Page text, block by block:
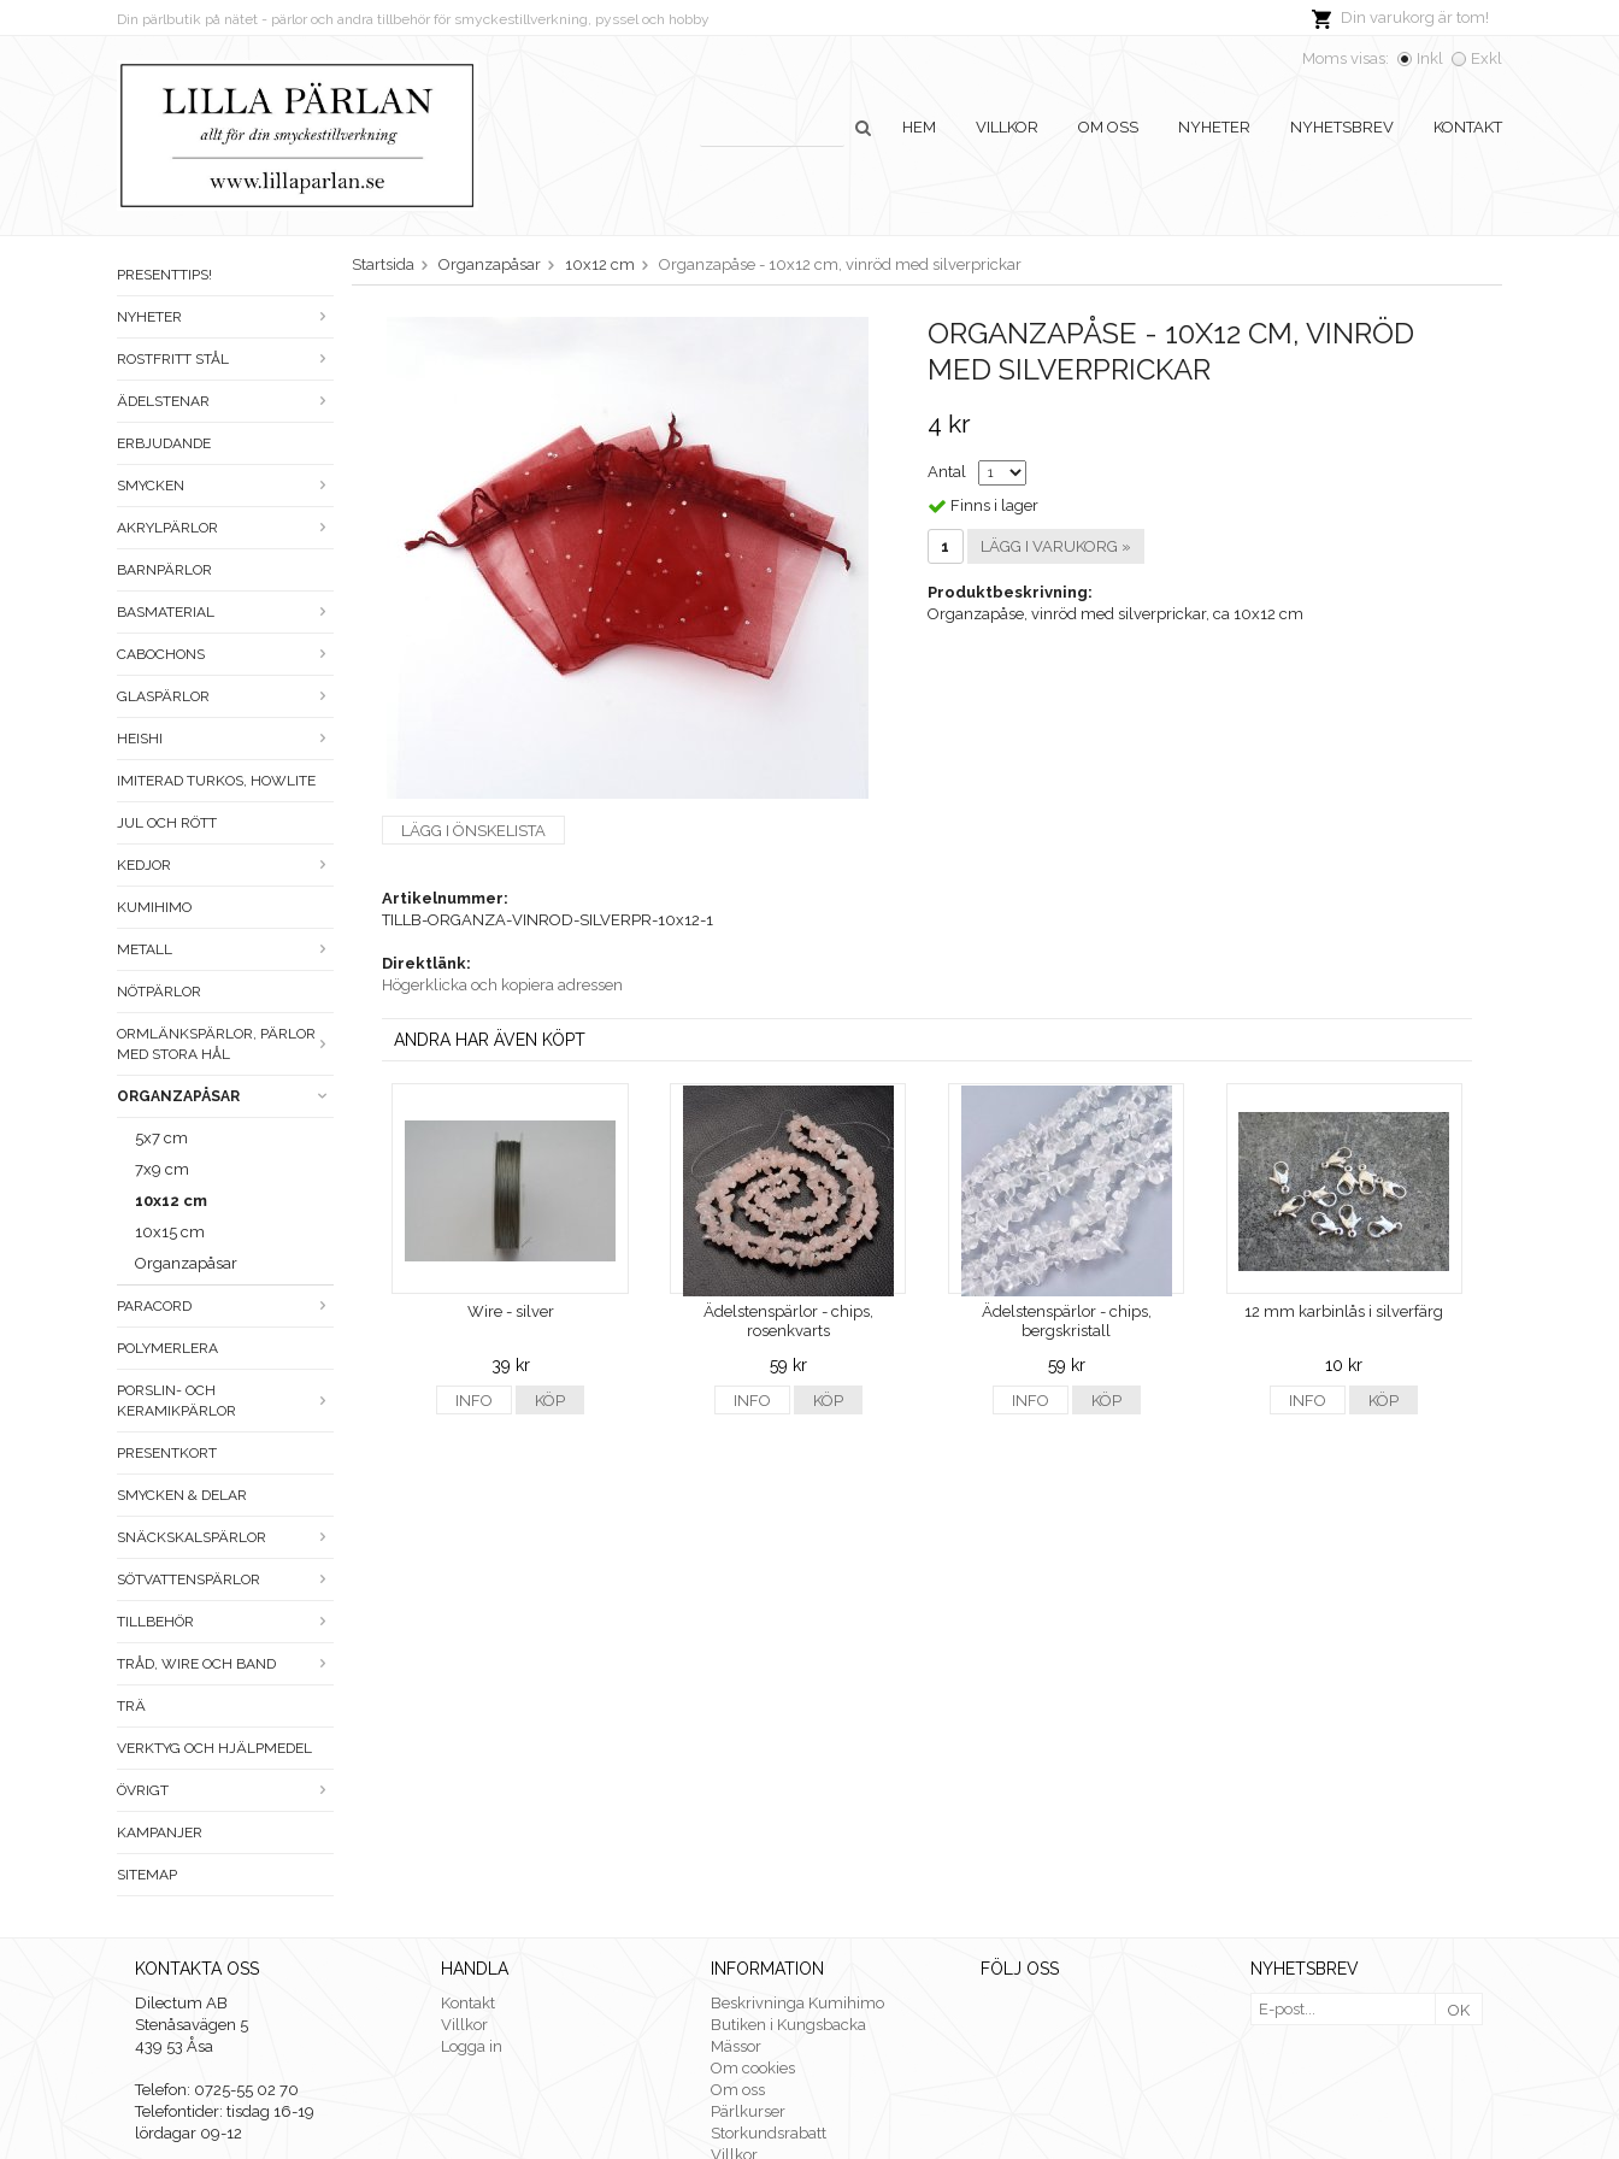
Din varukorg är tom!
Din pärlbutik på nätet - pärlor och andra tillbehör för smyckestillverkning, pyssel och hobby
Moms visas: Inkl Exkl
HEM VILLKOR OM OSS NYHETER NYHETSBREV KONTAKT
PRESENTTIPS!
NYHETER
ROSTFRITT STÅL
ÄDELSTENAR
ERBJUDANDE
SMYCKEN
AKRYLPÄRLOR
BARNPÄRLOR
BASMATERIAL
CABOCHONS
GLASPÄRLOR
HEISHI
IMITERAD TURKOS, HOWLITE
JUL OCH RÖTT
KEDJOR
KUMIHIMO
METALL
NÖTPÄRLOR
ORMLÄNKSPÄRLOR, PÄRLOR
MED STORA HÅL
ORGANZAPÅSAR
5x7 cm
7x9 cm
10x12 cm
10x15 cm
Organzapåsar
PARACORD
POLYMERLERA
PORSLIN- OCH
KERAMIKPÄRLOR
PRESENTKORT
SMYCKEN & DELAR
SNÄCKSKALSPÄRLOR
SÖTVATTENSPÄRLOR
TILLBEHÖR
TRÅD, WIRE OCH BAND
TRÄ
VERKTYG OCH HJÄLPMEDEL
ÖVRIGT
KAMPANJER
SITEMAP
Startsida Organzapåsar 10x12 cm Organzapåse - 10x12 cm, vinröd med silverprickar
ORGANZAPÅSE - 10X12 CM, VINRÖD
MED SILVERPRICKAR
4 kr
Antal
Finns i lager
LÄGG I VARUKORG »
Produktbeskrivning:
Organzapåse, vinröd med silverprickar, ca 10x12 cm
LÄGG I ÖNSKELISTA
Artikelnummer:
TILLB-ORGANZA-VINROD-SILVERPR-10x12-1
Direktlänk:
Högerklicka och kopiera adressen
ANDRA HAR ÄVEN KÖPT
Wire - silver
39 kr
INFO KÖP
Ädelstenspärlor - chips,
rosenkvarts
59 kr
INFO KÖP
Ädelstenspärlor - chips,
bergskristall
59 kr
INFO KÖP
12 mm karbinlås i silverfärg
10 kr
INFO KÖP
KONTAKTA OSS
Dilectum AB
Stenåsavägen 5
439 53 Åsa
Telefon: 0725-55 02 70
Telefontider: tisdag 16-19
lördagar 09-12
HANDLA
Kontakt
Villkor
Logga in
INFORMATION
Beskrivninga Kumihimo
Butiken i Kungsbacka
Mässor
Om cookies
Om oss
Pärlkurser
Storkundsrabatt
Villkor
FÖLJ OSS NYHETSBREV
OK